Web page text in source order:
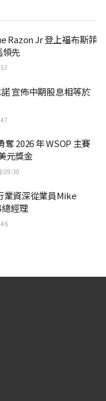
Razon Jr 登上福布斯菲
領先
宣佈中期股息相等於
2026 年 WSOP 主賽
元獎金
09:30
業資深從業員Mike
經理